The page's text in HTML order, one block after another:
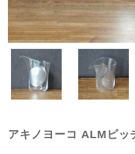
アキノヨーコ ALMピッ